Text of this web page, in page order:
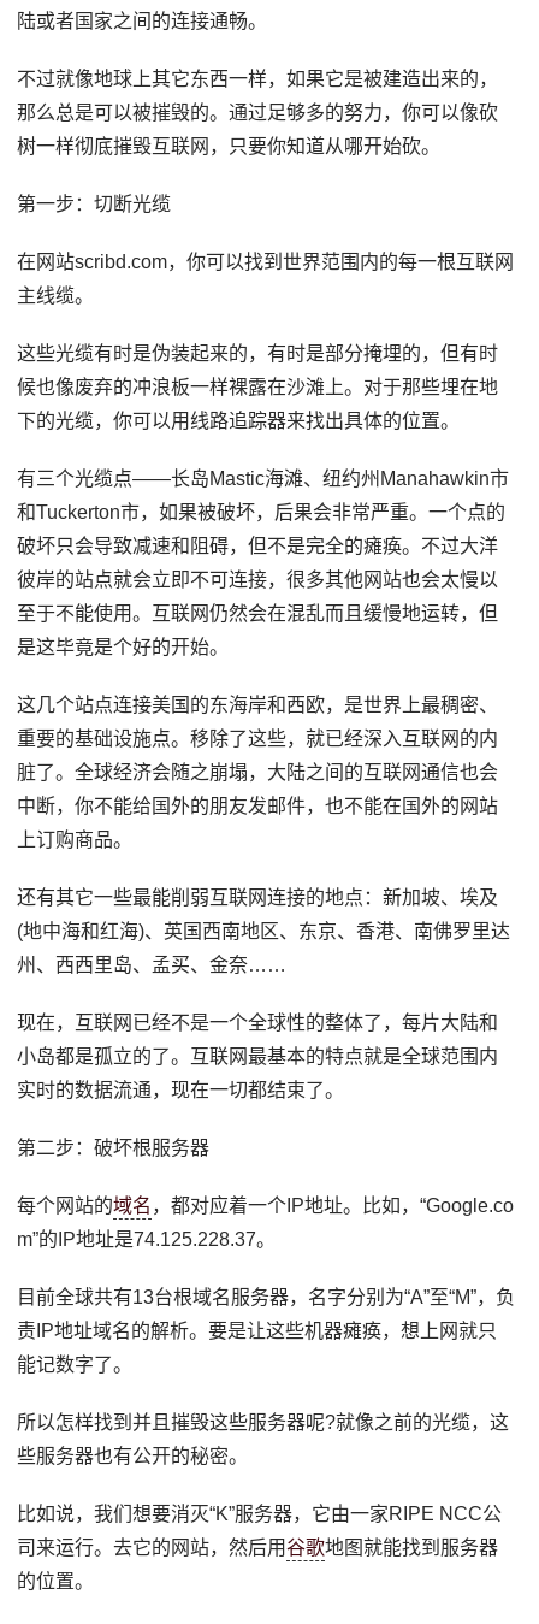
陆或者国家之间的连接通畅。
不过就像地球上其它东西一样，如果它是被建造出来的，
那么总是可以被摧毁的。通过足够多的努力，你可以像砍
树一样彻底摧毁互联网，只要你知道从哪开始砍。
第一步：切断光缆
在网站scribd.com，你可以找到世界范围内的每一根互联网
主线缆。
这些光缆有时是伪装起来的，有时是部分掩埋的，但有时
候也像废弃的冲浪板一样裸露在沙滩上。对于那些埋在地
下的光缆，你可以用线路追踪器来找出具体的位置。
有三个光缆点——长岛Mastic海滩、纽约州Manahawkin市
和Tuckerton市，如果被破坏，后果会非常严重。一个点的
破坏只会导致减速和阻碍，但不是完全的瘫痪。不过大洋
彼岸的站点就会立即不可连接，很多其他网站也会太慢以
至于不能使用。互联网仍然会在混乱而且缓慢地运转，但
是这毕竟是个好的开始。
这几个站点连接美国的东海岸和西欧，是世界上最稠密、
重要的基础设施点。移除了这些，就已经深入互联网的内
脏了。全球经济会随之崩塌，大陆之间的互联网通信也会
中断，你不能给国外的朋友发邮件，也不能在国外的网站
上订购商品。
还有其它一些最能削弱互联网连接的地点：新加坡、埃及
(地中海和红海)、英国西南地区、东京、香港、南佛罗里达
州、西西里岛、孟买、金奈……
现在，互联网已经不是一个全球性的整体了，每片大陆和
小岛都是孤立的了。互联网最基本的特点就是全球范围内
实时的数据流通，现在一切都结束了。
第二步：破坏根服务器
每个网站的域名 ，都对应着一个IP地址。比如，“Google.co
m”的IP地址是74.125.228.37。
目前全球共有13台根域名服务器，名字分别为“A”至“M”，负
责IP地址域名的解析。要是让这些机器瘫痪，想上网就只
能记数字了。
所以怎样找到并且摧毁这些服务器呢?就像之前的光缆，这
些服务器也有公开的秘密。
比如说，我们想要消灭“K”服务器，它由一家RIPE NCC公
司来运行。去它的网站，然后用谷歌地图就能找到服务器
的位置。